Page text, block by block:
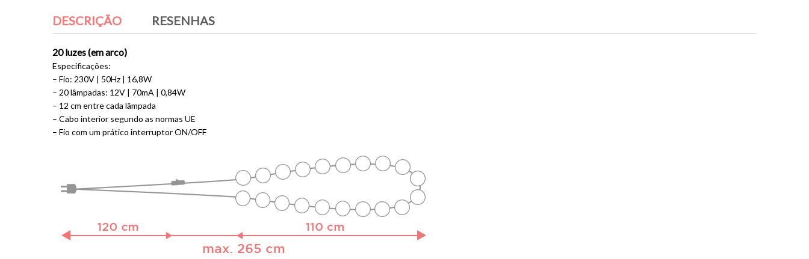
DESCRIÇÃO RESENHAS
20 luzes (em arco)
Especificações:
– Fio: 230V | 50Hz | 16,8W
– 20 lâmpadas: 12V | 70mA | 0,84W
– 12 cm entre cada lâmpada
– Cabo interior segundo as normas UE
– Fio com um prático interruptor ON/OFF